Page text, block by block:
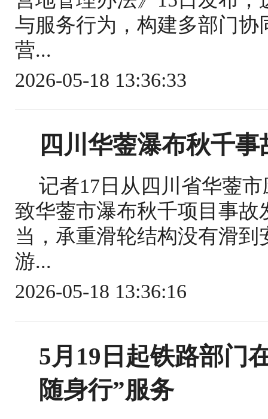
与服务行为，构建多部门
营...
2026-05-18 13:36:33
四川华蓥瀑布秋千
记者17日从四川省华蓥
致华蓥市瀑布秋千项目事
当，承重滑轮结构没有滑
游...
2026-05-18 13:36:16
5月19日起铁路部门
随身行”服务